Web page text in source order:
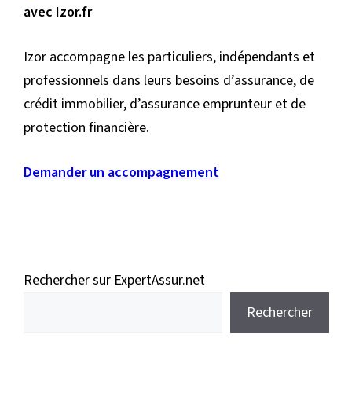
avec Izor.fr
Izor accompagne les particuliers, indépendants et
professionnels dans leurs besoins d’assurance, de
crédit immobilier, d’assurance emprunteur et de
protection financière.
Demander un accompagnement
Rechercher sur ExpertAssur.net
Rechercher